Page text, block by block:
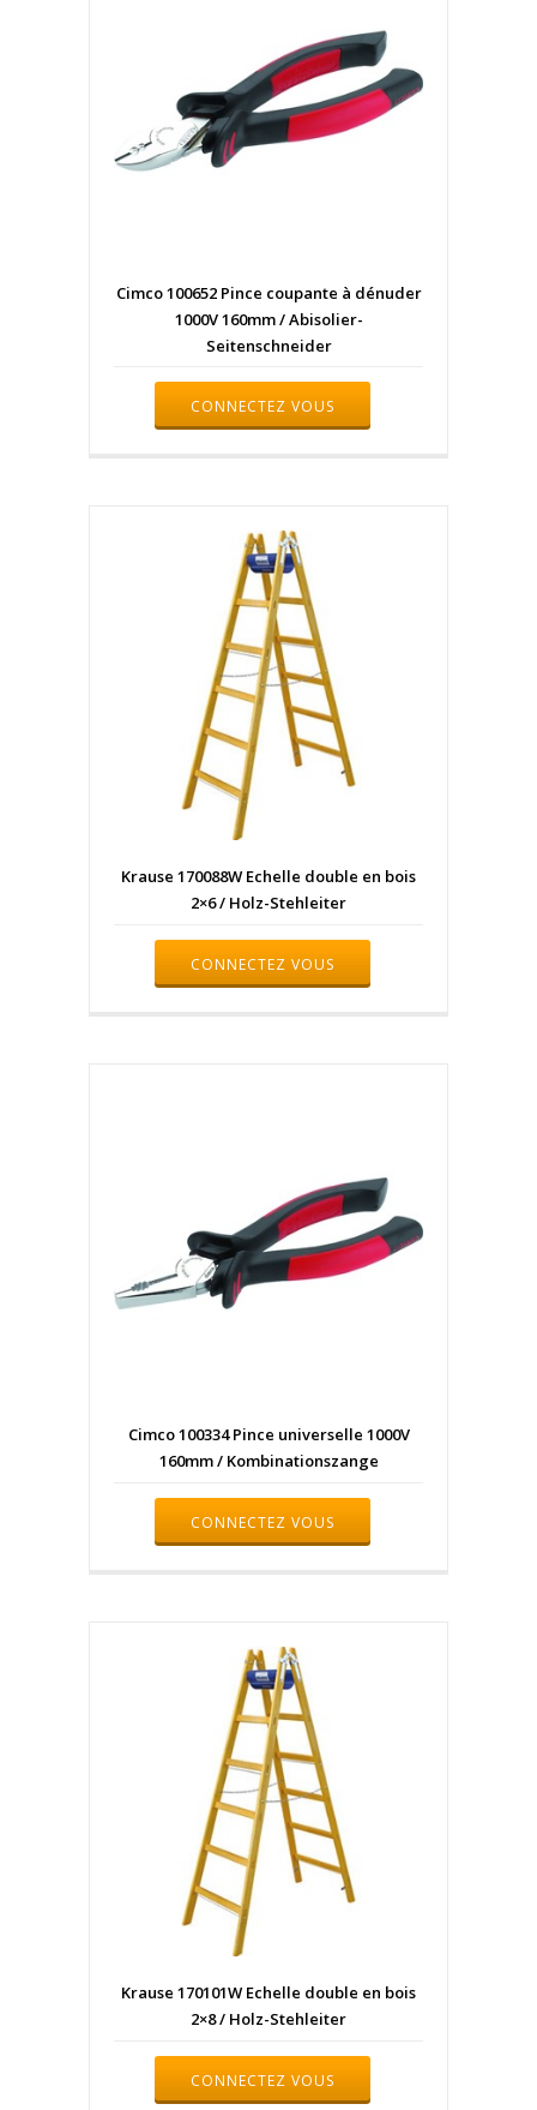
Cimco 100652 Pince coupante à dénuder
1000V 160mm / Abisolier-
Seitenschneider
CONNECTEZ VOUS
Krause 170088W Echelle double en bois
2×6 / Holz-Stehleiter
CONNECTEZ VOUS
Cimco 100334 Pince universelle 1000V
160mm / Kombinationszange
CONNECTEZ VOUS
Krause 170101W Echelle double en bois
2×8 / Holz-Stehleiter
CONNECTEZ VOUS